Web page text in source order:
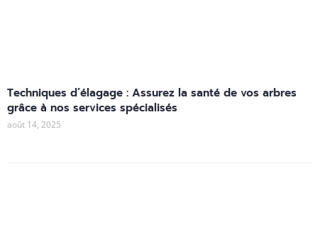
Techniques d’élagage : Assurez la santé de vos arbres
grâce à nos services spécialisés
août 14, 2025